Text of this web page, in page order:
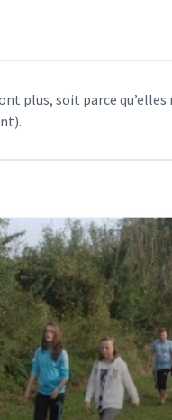
plus, soit parce